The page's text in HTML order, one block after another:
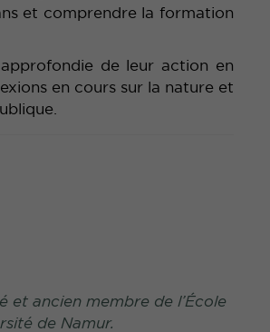
et comprendre la formation
de leur action en
en cours sur la nature et
et ancien membre de l’École
de Namur.